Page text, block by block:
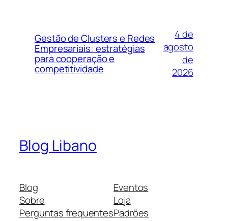
Gestão de Clusters e Redes
Empresariais: estratégias
para cooperação e
competitividade
4 de
agosto
de
2026
Blog Libano
Blog
Sobre
Perguntas frequentes
Eventos
Loja
Padrões